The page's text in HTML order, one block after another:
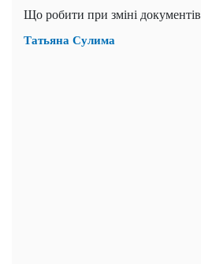
Що робити при зміні документів
Татьяна Сулима